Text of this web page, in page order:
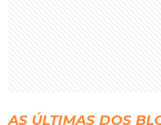
AS ÚLTIMAS DOS